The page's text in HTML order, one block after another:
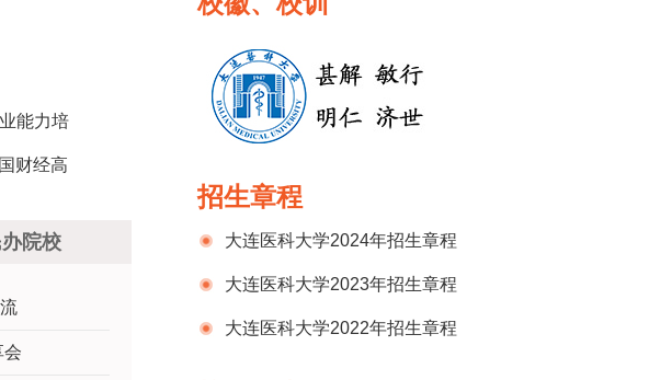
能力培
式圆满
财经高
办院校
会
招生章程
大连医科大学2024年招生章程
大连医科大学2023年招生章程
大连医科大学2022年招生章程